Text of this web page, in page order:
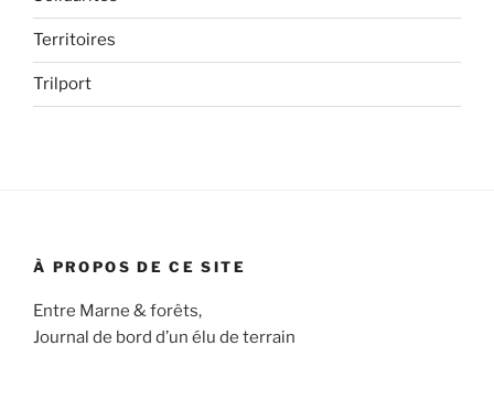
Territoires
Trilport
À PROPOS DE CE SITE
Entre Marne & forêts,
Journal de bord d’un élu de terrain